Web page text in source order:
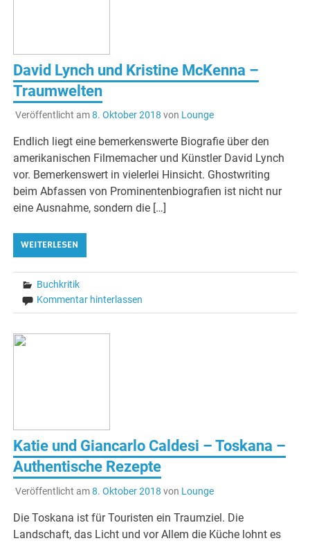
David Lynch und Kristine McKenna –
Traumwelten
Veröffentlicht am8. Oktober 2018 von Lounge
Endlich liegt eine bemerkenswerte Biografie über den
amerikanischen Filmemacher und Künstler David Lynch
vor. Bemerkenswert in vielerlei Hinsicht. Ghostwriting
beim Abfassen von Prominentenbiografien ist nicht nur
eine Ausnahme, sondern die […]
WEITERLESEN
Buchkritik
Kommentar hinterlassen
Katie und Giancarlo Caldesi – Toskana –
Authentische Rezepte
Veröffentlicht am8. Oktober 2018 von Lounge
Die Toskana ist für Touristen ein Traumziel. Die
Landschaft, das Licht und vor Allem die Küche lohnt es